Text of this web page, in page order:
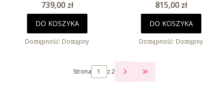
Cena
739,00 zł
DO KOSZYKA
Dostępność: Dostępny
Cena
815,00 zł
DO KOSZYKA
Dostępność: Dostępny
Strona z 2
PRZEJDŹ DO